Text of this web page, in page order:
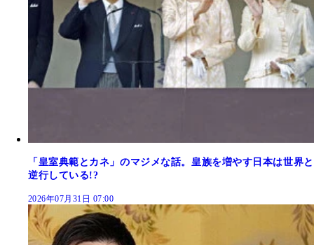
「皇室典範とカネ」のマジメな話。皇族を増やす日本は世界と
逆行している!?
2026年07月31日 07:00